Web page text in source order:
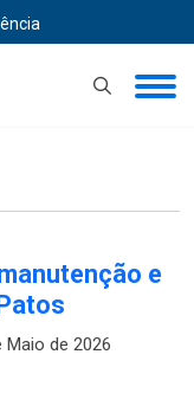
e
Maio de 2026